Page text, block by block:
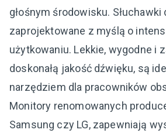
głośnym środowisku. Słuchawki
zaprojektowane z myślą o
użytkowaniu. Lekkie, wygodne i
doskonałą jakość dźwięku, są
narzędziem dla pracowników
Monitory renomowanych
Samsung czy LG, zapewniają